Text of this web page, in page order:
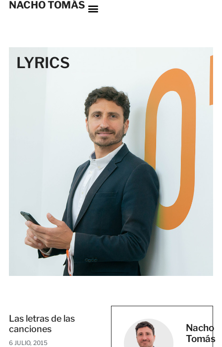
NACHO TOMÁS
LYRICS
Las letras de las
canciones
6 JULIO, 2015
Nacho
Tomás